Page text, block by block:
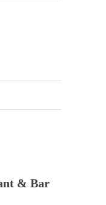
& Bar